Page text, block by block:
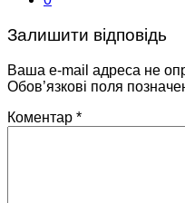
Залишити відповідь
Ваша e-mail адреса не
Обов’язкові поля
Коментар *